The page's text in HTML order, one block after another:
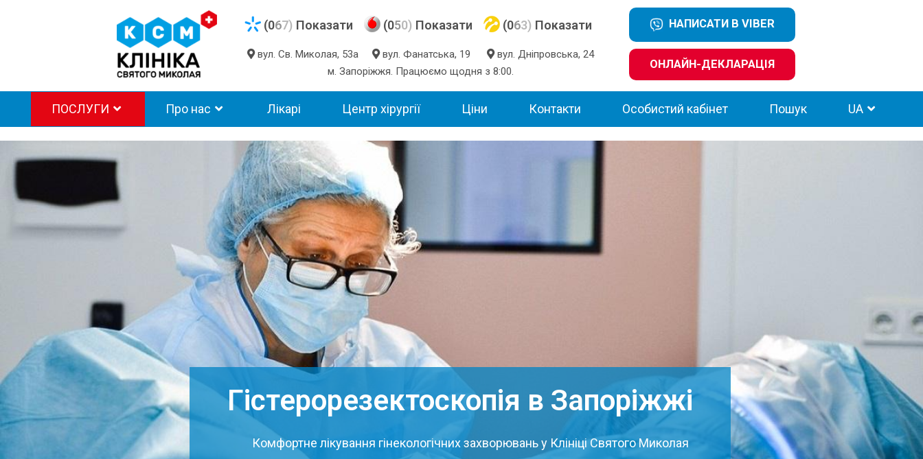
(067) Показати (050) Показати
вул. Св. Миколая, 53а вул. Фанатська, 19
вул. Дніпровська, 24
м. Запоріжжя. Працюємо щодня з 8:00.
(063) Показати НАПИСАТИ В VIBER
ОНЛАЙН-ДЕКЛАРАЦІЯ
ПОСЛУГИ Про нас Лікарі Центр хірургії Ціни Контакти Особистий кабінет Пошук UA
Гістерорезектоскопія в Запоріжжі
Комфортне лікування гінекологічних захворювань у Клініці Святого Миколая